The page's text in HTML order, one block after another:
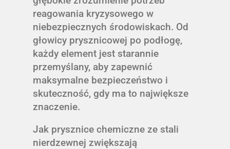
reagowania kryzysowego w
niebezpiecznych środowiskach. Od
głowicy prysznicowej po podłogę,
każdy element jest starannie
przemyślany, aby zapewnić
maksymalne bezpieczeństwo i
skuteczność, gdy ma to największe
znaczenie.
Jak prysznice chemiczne ze stali
nierdzewnej zwiększają